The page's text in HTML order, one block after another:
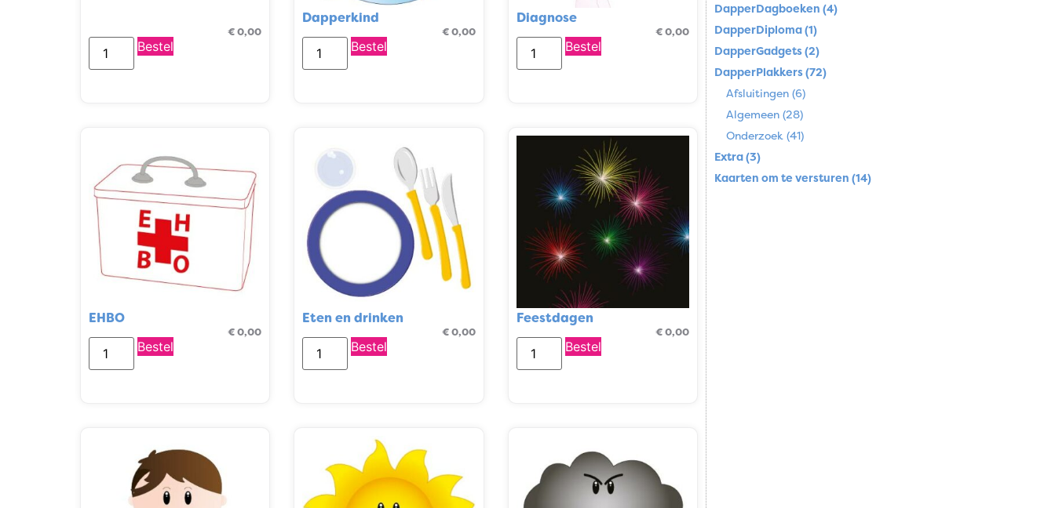
€0,00
Bestel
Dapperkind
€0,00
Bestel
Diagnose
€0,00
Bestel
EHBO
€0,00
Bestel
Eten en drinken
€0,00
Bestel
Feestdagen
€0,00
Bestel
DapperDagboeken (4)
DapperDiploma (1)
DapperGadgets (2)
DapperPlakkers (72)
Afsluitingen (6)
Algemeen (28)
Onderzoek (41)
Extra (3)
Kaarten om te versturen (14)